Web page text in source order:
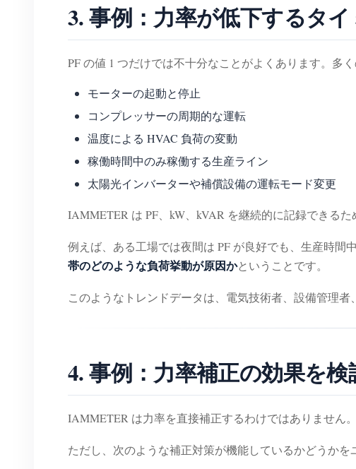
3. 事例：力率が低下するタ
PF の値 1 つだけでは不十分なことがよくあります。多
モーターの起動と停止
コンプレッサーの周期的な運転
温度による HVAC 負荷の変動
稼働時間中のみ稼働する生産ライン
太陽光インバーターや補償設備の運転モード変更
IAMMETER は PF、kW、kVAR を継続的に記録できるた
例えば、ある工場では夜間は PF が良好でも、生産時間
帯のどのような負荷挙動が原因かということです。
このようなトレンドデータは、電気技術者、設備管理
4. 事例：力率補正の効果を検
IAMMETER は力率を直接補正するわけではありません
ただし、次のような補正対策が機能しているかどうかを